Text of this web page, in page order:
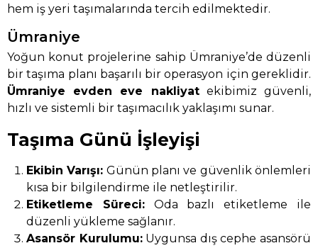
hem iş yeri taşımalarında tercih edilmektedir.
Ümraniye
Yoğun konut projelerine sahip Ümraniye’de düzenli
bir taşıma planı başarılı bir operasyon için gereklidir.
Ümraniye evden eve nakliyatekibimiz güvenli,
hızlı ve sistemli bir taşımacılık yaklaşımı sunar.
Taşıma Günü İşleyişi
Ekibin Varışı: Günün planı ve güvenlik önlemleri
kısa bir bilgilendirme ile netleştirilir.
Etiketleme Süreci:Oda bazlı etiketleme ile
düzenli yükleme sağlanır.
Asansör Kurulumu:Uygunsa dış cephe asansörü